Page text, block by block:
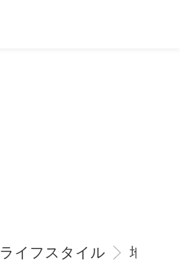
ライフスタイル 地域情